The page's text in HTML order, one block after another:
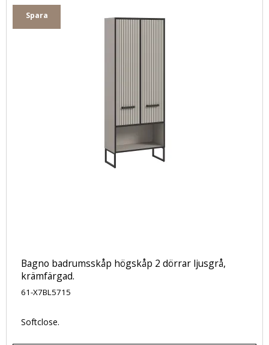
Spara
Bagno badrumsskåp högskåp 2 dörrar ljusgrå,
krämfärgad.
61-X7BL5715
Softclose.